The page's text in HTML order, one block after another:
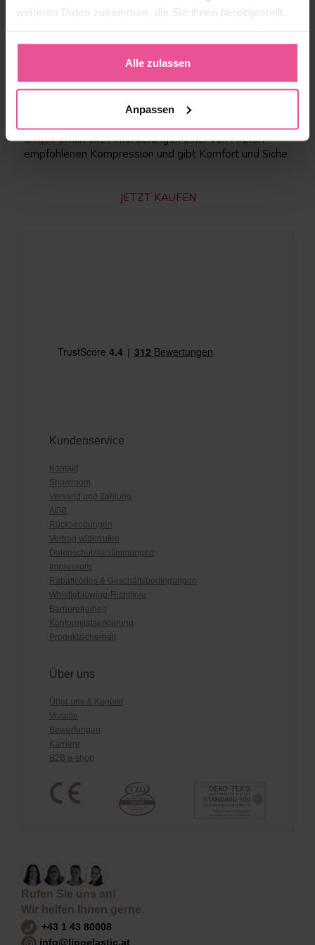
weiteren Daten zusammen, die Sie ihnen bereitgestellt
gesammelt haben.
Alle zulassen
Anpassen
Ihres Genesungsprozesses bei allen sportlichen
herausfinden. Die Implantate sind fest stabilisiert und
der Energieverbrauch sowie die -verbrennung werden
durch die funktionelle Technologie Active Dry
unterstützt, welche die Körperfeuchtigkeit absorbiert
uniqueerfüllt alle Anforderungen einer von Ärzten
empfohlenen Kompression und gibt Komfort und Siche
JETZT KAUFEN
Kundenservice
Kontakt
Showroom
Versand und Zahlung
AGB
Rücksendungen
Vertrag widerrufen
Datenschutzbestimmungen
Impressum
Rabattcodes & Geschäftsbedingungen
Whistleblowing-Richtlinie
Barrierefreiheit
Konformitätserklärung
Produktsicherheit
Über uns
Über uns & Kontakt
Vorteile
Bewertungen
Karriere
B2B e-shop
Rufen Sie uns an!
Wir helfen Ihnen gerne.
+43 1 43 80008
info@lipoelastic.at